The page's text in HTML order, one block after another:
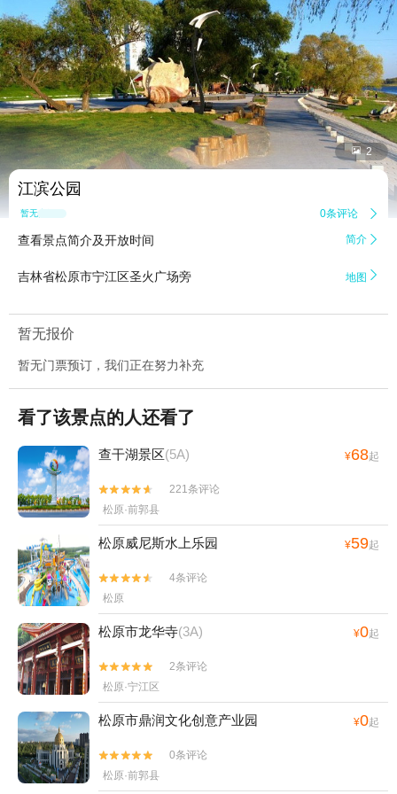
 2
江滨公园
暂无点评 0条评论 
查看景点简介及开放时间 简介 
吉林省松原市宁江区圣火广场旁 地图 
暂无报价
暂无门票预订，我们正在努力补充
看了该景点的人还看了
查干湖景区(5A) ¥68起


221条评论
松原·前郭县
松原威尼斯水上乐园 ¥59起


4条评论
松原
松原市龙华寺(3A) ¥0起


2条评论
松原·宁江区
松原市鼎润文化创意产业园 ¥0起


0条评论
松原·前郭县
